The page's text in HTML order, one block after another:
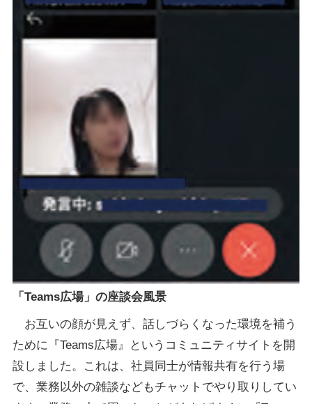
「Teams広場」の座談会風景
お互いの顔が見えず、話しづらくなった環境を補う
ために『Teams広場』というコミュニティサイトを開
設しました。これは、社員同士が情報共有を行う場
で、業務以外の雑談などもチャットでやり取りしてい